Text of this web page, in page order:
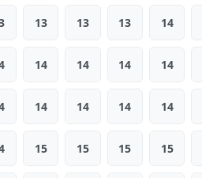
13 13 13 14
14 14 14 14
14 14 14 14
15 15 15 15